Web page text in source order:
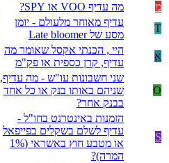
מ מה עדיף VOO או SPY?
T
עדיף מאוחר מלעולם - יומן
מסע של Late bloomer
א
היי , הכנתי אקסל שאומר מה
עדיף, קרן כספית או פק"מ
O
שני חשבונות עו"ש - מה עדיף,
שניהם באותו בנק או כל אחד
בבנק אחר?
S
הזמנות באינטרנט בחו"ל -
עדיף לשלם בשקלים בפייפאל
או מטבע חוץ באשראי (1%
המרה)?